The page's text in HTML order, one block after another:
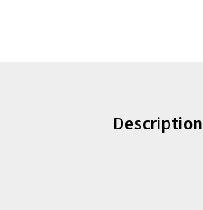
Description